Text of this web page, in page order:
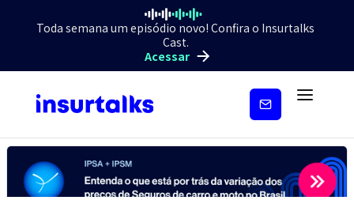
Toda semana um episódio novo! Confira o Insurtalks
Cast.
Acessar
Inscreva-